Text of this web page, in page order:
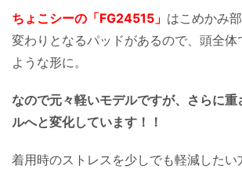
ちょこシーの「FG24515」 はこめかみ
変わりとなるパッドがあるので、頭全体
ような形に。
なので元々軽いモデルですが、さらに
ルへと変化しています！！
着用時のストレスを少しでも軽減したい